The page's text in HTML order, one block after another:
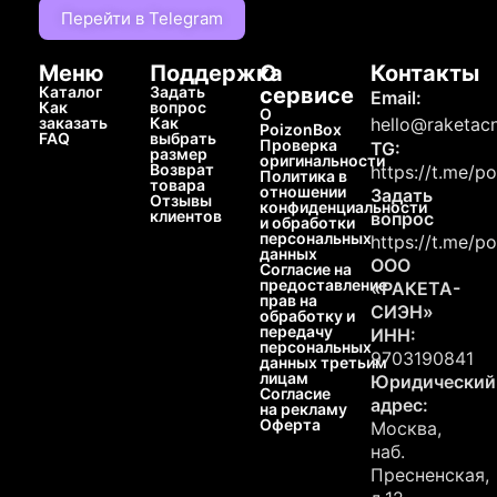
Перейти в Telegram
Меню
Каталог
Как
заказать
FAQ
Поддержка
Задать
вопрос
Как
выбрать
размер
Возврат
товара
Отзывы
клиентов
О
сервисе
О
PoizonBox
Проверка
оригинальности
Политика в
отношении
конфиденциальности
и обработки
персональных
данных
Согласие на
предоставление
прав на
обработку и
передачу
персональных
данных третьим
лицам
Согласие
на рекламу
Оферта
Контакты
Email:
TG:
https://t.me/
Задать
вопрос
https://t.me/
ООО
«РАКЕТА-
СИЭН»
ИНН:
9703190841
Юридический
адрес:
Москва,
наб.
Пресненская,